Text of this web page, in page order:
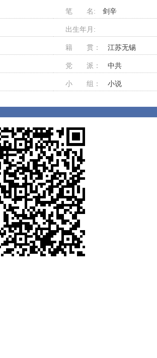
笔 名: 剑辛
出生年月:
籍 贯： 江苏无锡
党 派： 中共
小 组： 小说